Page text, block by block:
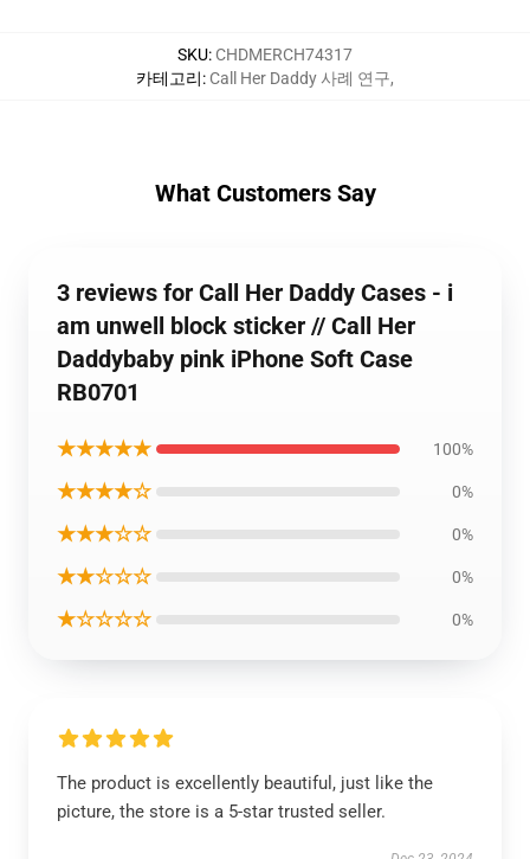
SKU: CHDMERCH74317
카테고리: Call Her Daddy 사례 연구,
What Customers Say
3 reviews for Call Her Daddy Cases - i
am unwell block sticker // Call Her
Daddybaby pink iPhone Soft Case
RB0701
★★★★★ 100%
★★★★☆ 0%
★★★☆☆ 0%
★★☆☆☆ 0%
★☆☆☆☆ 0%
The product is excellently beautiful, just like the
picture, the store is a 5-star trusted seller.